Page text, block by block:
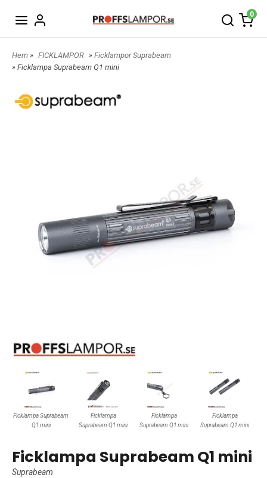
0
Hem » FICKLAMPOR » Ficklampor Suprabeam
» Ficklampa Suprabeam Q1 mini
Ficklampa Suprabeam
Q1 mini
Ficklampa
Suprabeam Q1 mini
Ficklampa
Suprabeam Q1 mini
Ficklampa
Suprabeam Q1 mini
Ficklampa Suprabeam Q1 mini
Suprabeam